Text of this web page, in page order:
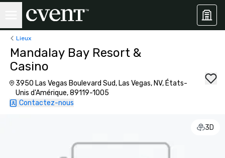
Lieux
Mandalay Bay Resort &
Casino
3950 Las Vegas Boulevard Sud, Las Vegas, NV, États-
Unis d'Amérique, 89119-1005
Contactez-nous
3D